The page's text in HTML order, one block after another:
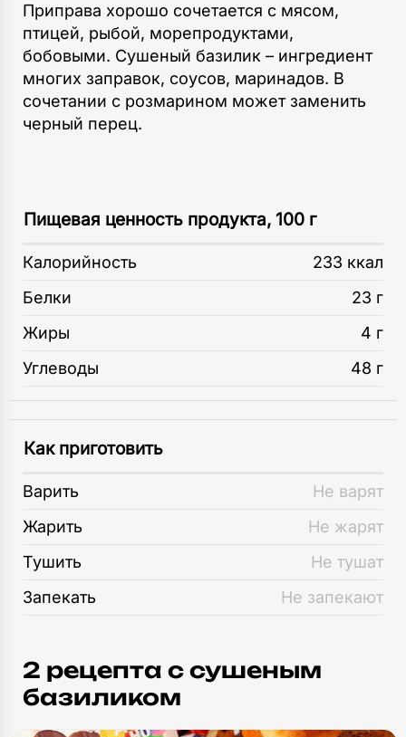
Приправа хорошо сочетается с мясом,
птицей, рыбой, морепродуктами,
бобовыми. Сушеный базилик – ингредиент
многих заправок, соусов, маринадов. В
сочетании с розмарином может заменить
черный перец.
Пищевая ценность продукта, 100 г
Калорийность
233 ккал
Белки
23 г
Жиры
4 г
Углеводы
48 г
Как приготовить
Варить
Не варят
Жарить
Не жарят
Тушить
Не тушат
Запекать
Не запекают
2 рецепта c сушеным
базиликом